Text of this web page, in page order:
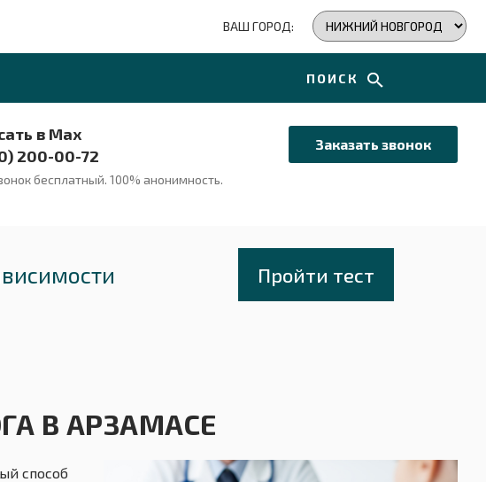
ВАШ ГОРОД:
ПОИСК
в Max
200-00-72
бесплатный. 100% анонимность.
Заказать звонок
Пройти тест
В АРЗАМАСЕ
способ